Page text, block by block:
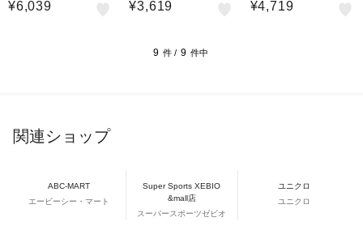
¥6,039 ¥3,619 ¥4,719
9 件 / 9 件中
関連ショップ
ABC-MART
エービーシー・マート
Super Sports XEBIO
&mall店
スーパースポーツゼビオ
ユニクロ
ユニクロ